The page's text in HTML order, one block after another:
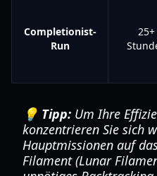
Completionist-
Run
25+
💡 Tipp: Um Ihre
konzentrieren Sie sich
Hauptmissionen auf
Filament (Lunar